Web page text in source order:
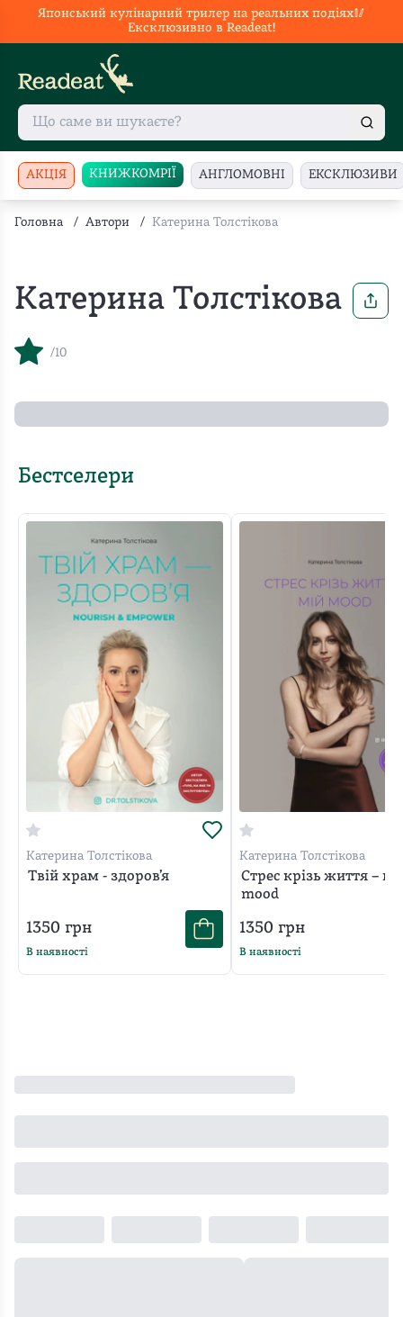
Японський кулінарний трилер на реальних подіях🥢
Ексклюзивно в Readeat!
АКЦІЯ КНИЖКОМРІЇ АНГЛОМОВНІ ЕКСКЛЮЗИВИ
Головна / Автори / Катерина Толстікова
Катерина Толстікова
/10
Бестселери
Катерина Толстікова
Твій храм - здоровʼя
1350 грн
В наявності
Катерина Толстікова
Стрес крізь життя –
mood
1350грн
В наявності